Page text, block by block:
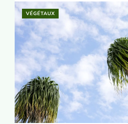
VÉGÉTAUX